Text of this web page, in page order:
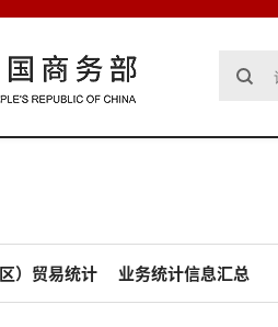
）贸易统计 业务统计信息汇总